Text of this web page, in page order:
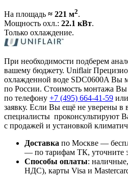
На площадь ≈ 221 м2.
Мощность охл.: 22.1 кВт.
Только охлаждение.
При необходимости подберем
вашему бюджету. Uniflair
охлажденной воде SDC0600A Вы
по России. Стоимость монтажа Вы
по телефону +7 (495) 664-41-59
заявку. Если Вы ещё не уверены в
специалисты проконсультируют
с продажей и установкой
Доставка по Москве —
— по тарифам ТК, уточните
Способы оплаты:
НДС), карты Visa и